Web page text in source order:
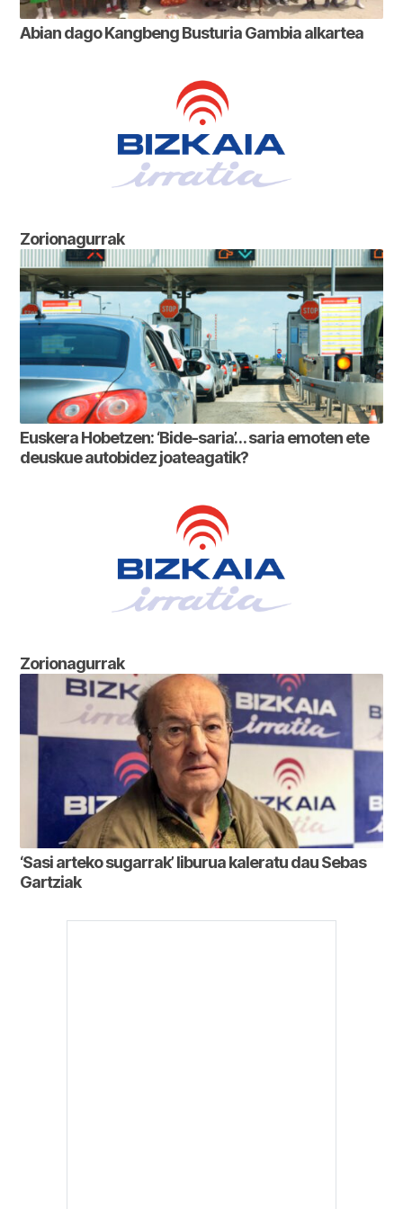
Abian dago Kangbeng Busturia Gambia alkartea
Zorionagurrak
Euskera Hobetzen: ‘Bide-saria’… saria emoten ete
deuskue autobidez joateagatik?
Zorionagurrak
‘Sasi arteko sugarrak’ liburua kaleratu dau Sebas
Gartziak